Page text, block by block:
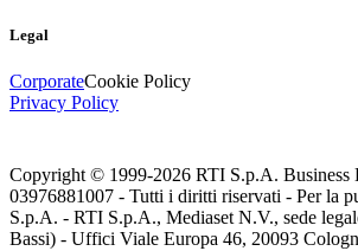
Legal
CorporateCookie Policy
Privacy Policy
Copyright © 1999-2026 RTI S.p.A. Business
03976881007 - Tutti i diritti riservati - Per la
S.p.A. - RTI S.p.A., Mediaset N.V., sede
Bassi) - Uffici Viale Europa 46, 20093